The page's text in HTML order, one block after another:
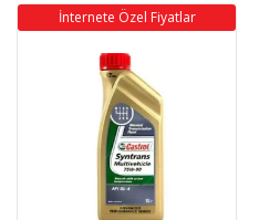
İnternete Özel Fiyatlar